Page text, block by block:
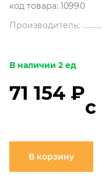
код товара: 10990
Производитель:
В наличии 2 ед
71 154 ₽
В корзину